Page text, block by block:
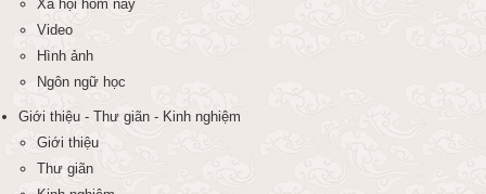
Xã hội hôm nay
Video
Hình ảnh
Ngôn ngữ học
Giới thiệu - Thư giãn - Kinh nghiệm
Giới thiệu
Thư giãn